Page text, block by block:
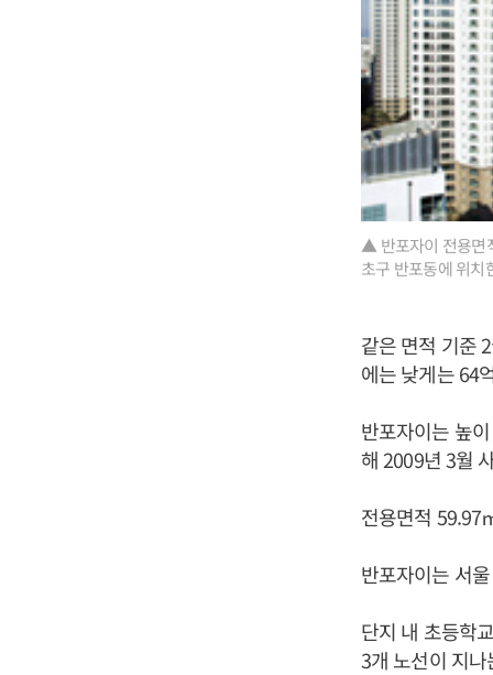
▲ 반포자이 전용면
초구 반포동에 위치
같은 면적 기준
에는 낮게는 64
반포자이는 높
해 2009년 3월
전용면적 59.97
반포자이는 서
단지 내 초등학
3개 노선이 지